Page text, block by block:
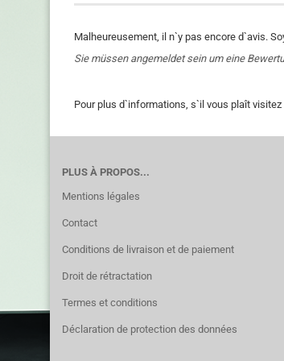
Malheureusement, il n`y pas encore d`avis.
Sie müssen angemeldet sein um eine
Pour plus d`informations, s`il vous plaît visitez
PLUS À PROPOS...
Mentions légales
Contact
Conditions de livraison et de paiement
Droit de rétractation
Termes et conditions
Déclaration de protection des données